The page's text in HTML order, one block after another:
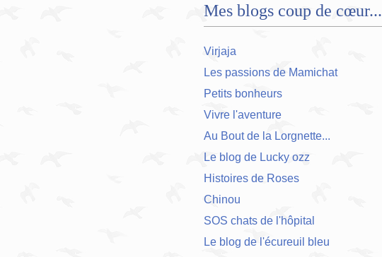
Mes blogs coup de cœur...
Virjaja
Les passions de Mamichat
Petits bonheurs
Vivre l'aventure
Au Bout de la Lorgnette...
Le blog de Lucky ozz
Histoires de Roses
Chinou
SOS chats de l'hôpital
Le blog de l'écureuil bleu